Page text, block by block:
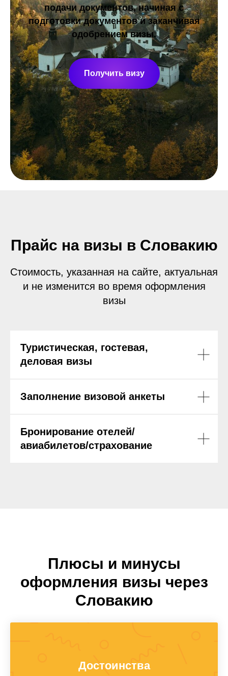
подачи документов, начиная с
подготовки документов и заканчивая
одобрением визы.
Получить визу
Прайс на визы в Словакию
Стоимость, указанная на сайте, актуальная
и не изменится во время оформления
визы
Туристическая, гостевая,
деловая визы
Заполнение визовой анкеты
Бронирование отелей/
авиабилетов/страхование
Плюсы и минусы
оформления визы через
Словакию
Достоинства